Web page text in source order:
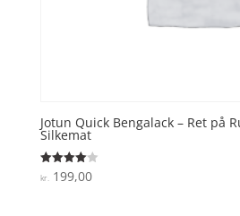
Jotun Quick Bengalack – Ret på
Silkemat
Vurderet
4
kr.199,00